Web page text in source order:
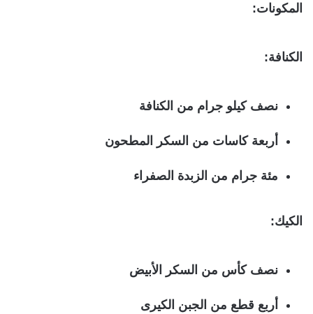
المكونات:
الكنافة:
نصف كيلو جرام من الكنافة
أربعة كاسات من السكر المطحون
مئة جرام من الزبدة الصفراء
الكيك:
نصف كأس من السكر الأبيض
أربع قطع من الجبن الكيرى